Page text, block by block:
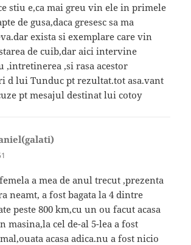
stiu e,ca mai greu vin ele in primele
de gusa,daca gresesc sa ma
exista si exemplare care vin
de cuib,dar aici intervine
,intretinerea ,si rasa acestor
d lui Tunduc pt rezultat.tot asa.vant
pt mesajul destinat lui cotoy
a mea de anul trecut ,prezenta
neamt, a fost bagata la 4 dintre
peste 800 km,cu un ou facut acasa
masina,la cel de-al 5-lea a fost
acasa adica.nu a fost nicio